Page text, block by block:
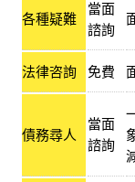
各種疑難
當面
諮詢
法律咨詢 免費
債務尋人
當面
諮詢